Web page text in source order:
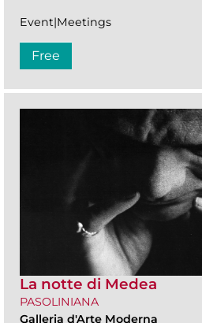
Event|Meetings
Free
La notte di Medea
PASOLINIANA
Galleria d'Arte Moderna